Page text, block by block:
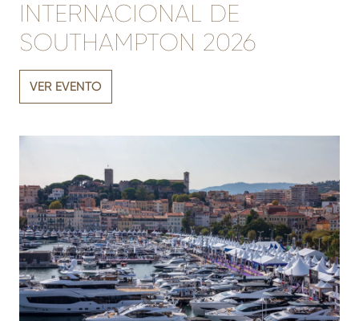
INTERNACIONAL DE
SOUTHAMPTON 2026
VER EVENTO